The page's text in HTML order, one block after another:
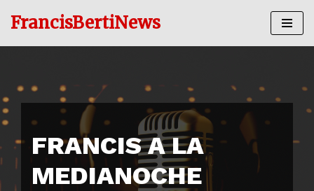
FrancisBertiNews
FRANCIS A LA
MEDIANOCHE